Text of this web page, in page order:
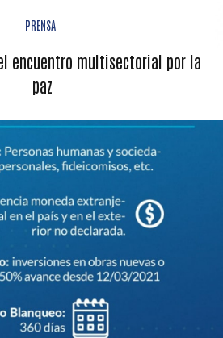
PRENSA
el encuentro multisectorial por la
paz